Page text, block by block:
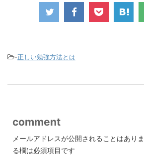
-正しい勉強方法とは
comment
メールアドレスが公開されることはありま
る欄は必須項目です